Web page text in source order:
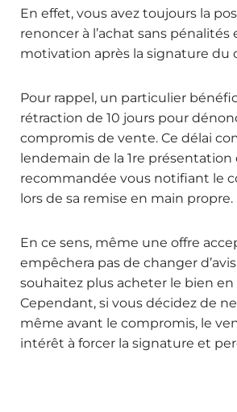
En effet, vous avez toujours la
renoncer à l’achat sans pénalités
motivation après la signature du
Pour rappel, un particulier
rétraction de 10 jours pour
compromis de vente. Ce délai
lendemain de la 1re présentation
recommandée vous notifiant le
lors de sa remise en main propre.
En ce sens, même une offre
empêchera pas de changer
souhaitez plus acheter le bien
Cependant, si vous décidez de
même avant le compromis, le
intérêt à forcer la signature et